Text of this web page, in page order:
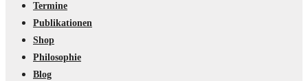
Termine
Publikationen
Shop
Philosophie
Blog